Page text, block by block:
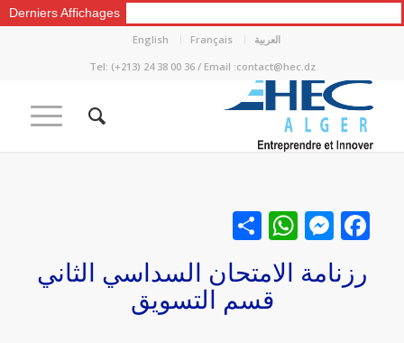
Derniers Affichages
العربية Français
English
Tel: (+213) 24 38 00 36 / Email :contact@hec.dz
Facebook
Messenger
WhatsApp
نشر
رزنامة الامتحان السداسي الثاني
قسم التسويق